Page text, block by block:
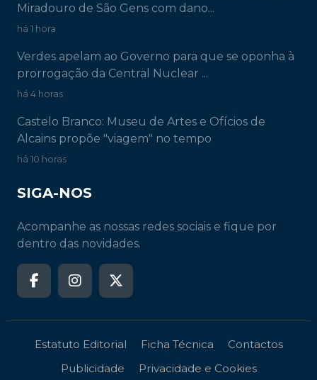
Miradouro de São Gens com dano...
há 1 hora
Verdes apelam ao Governo para que se oponha à
prorrogação da Central Nuclear ...
há 4 horas
Castelo Branco: Museu de Artes e Ofícios de
Alcains propõe "viagem" no tempo
há 10 horas
SIGA-NOS
Acompanhe as nossas redes sociais e fique por
dentro das novidades.
Estatuto Editorial Ficha Técnica
Contactos
Publicidade
Privacidade e Cookies